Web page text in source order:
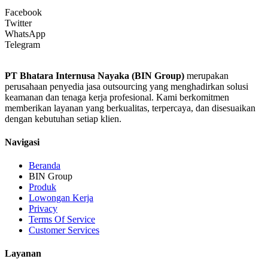
Facebook
Twitter
WhatsApp
Telegram
PT Bhatara Internusa Nayaka (BIN Group) merupakan
perusahaan penyedia jasa outsourcing yang menghadirkan solusi
keamanan dan tenaga kerja profesional. Kami berkomitmen
memberikan layanan yang berkualitas, terpercaya, dan disesuaikan
dengan kebutuhan setiap klien.
Navigasi
Beranda
BIN Group
Produk
Lowongan Kerja
Privacy
Terms Of Service
Customer Services
Layanan